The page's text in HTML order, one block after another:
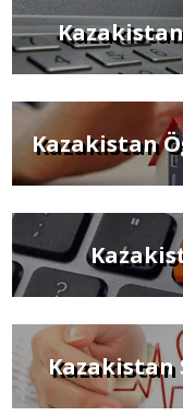
Kazakistan
Kazakistan